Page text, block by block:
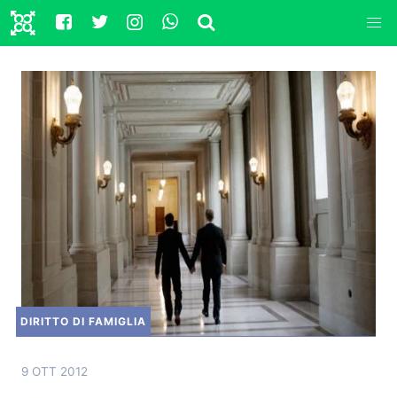
DIRITTO DI FAMIGLIA
9 OTT 2012